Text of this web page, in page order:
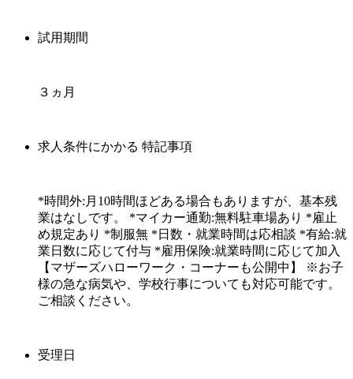
試用期間
３ヵ月
求人条件にかかる 特記事項
*時間外:月10時間ほどある場合もありますが、基本残
業はなしです。 *マイカー通勤:無料駐車場あり *雇止
め規定あり *制服無 *日数・就業時間は応相談 *有給:就
業日数に応じて付与 *雇用保険:就業時間に応じて加入
【マザーズハローワーク・コーナーも公開中】 ※お子
様の急な病気や、学校行事についても対応可能です。
ご相談ください。
受理日